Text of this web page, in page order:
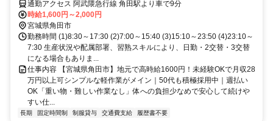
難しい作業なし」体への負担少なめで安心して続けやすい仕事
通勤アクセス 阿武隈急行線 角田駅より車で9分
時給1,600円～2,000円
宮城県角田市
勤務時間 (1)8:30～17:30 (2)7:00～15:40 (3)15:10～23:50 (4)23:10～
7:30 生産状況や配属部署、習熟スキルにより、日勤・2交替・3交替
になる場合もありま...
仕事内容 【宮城県角田市】地元で高時給1600円！未経験OKで月収28
万円以上可シンプルな軽作業がメイン｜50代も積極採用中｜週払い
OK「重い物・難しい作業なし」体への負担少なめで安心して続けや
すい仕...
長期 固定時間制 制服貸与 交通費支給 履歴書不要